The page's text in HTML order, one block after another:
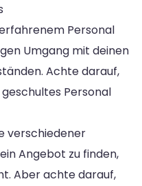
Personal
Umgang mit deinen
Achte darauf,
Personal
verschiedener
Angebot zu finden,
Aber achte darauf,